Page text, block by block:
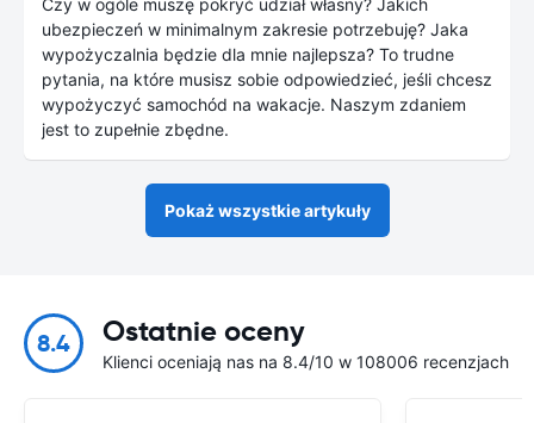
Czy w ogóle muszę pokryć udział własny? Jakich
ubezpieczeń w minimalnym zakresie potrzebuję? Jaka
wypożyczalnia będzie dla mnie najlepsza? To trudne
pytania, na które musisz sobie odpowiedzieć, jeśli chcesz
wypożyczyć samochód na wakacje. Naszym zdaniem
jest to zupełnie zbędne.
Pokaż wszystkie artykuły
8.4 Ostatnie oceny
Klienci oceniają nas na 8.4/10 w 108006 recenzjach